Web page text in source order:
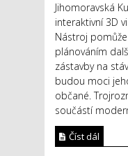
Jihomoravská
interaktivní 3D
Nástroj
plánováním
zástavby na
budou moci
občané.
součástí
Číst dál